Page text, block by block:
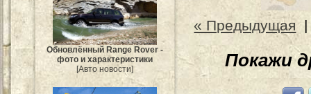
Обновлённый Range Rover -
фото и характеристики
[Авто новости]
« Предыдущая
Покажи